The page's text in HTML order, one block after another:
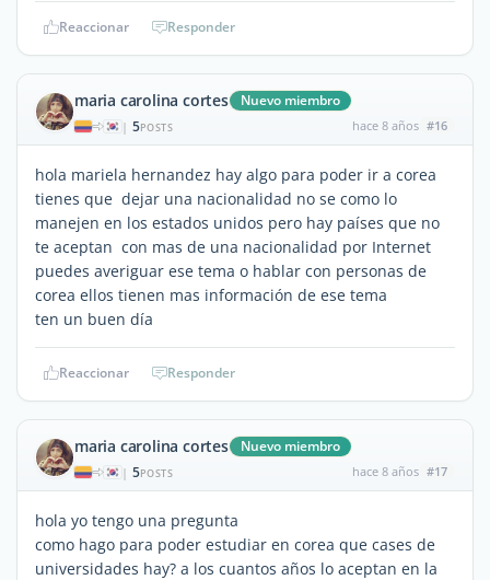
Reaccionar Responder
maria carolina cortes Nuevo miembro
| 5POSTS hace 8 años #16
hola mariela hernandez hay algo para poder ir a corea
tienes que dejar una nacionalidad no se como lo
manejen en los estados unidos pero hay países que no
te aceptan con mas de una nacionalidad por Internet
puedes averiguar ese tema o hablar con personas de
corea ellos tienen mas información de ese tema
ten un buen día
Reaccionar Responder
maria carolina cortes Nuevo miembro
| 5POSTS hace 8 años #17
hola yo tengo una pregunta
como hago para poder estudiar en corea que cases de
universidades hay? a los cuantos años lo aceptan en la